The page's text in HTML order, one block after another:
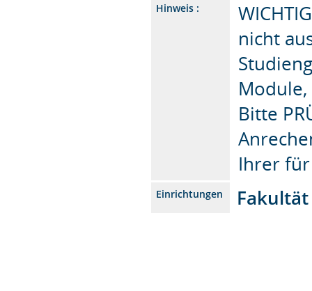
Hinweis :
nicht
Bitte
Ihrer
Einrichtungen